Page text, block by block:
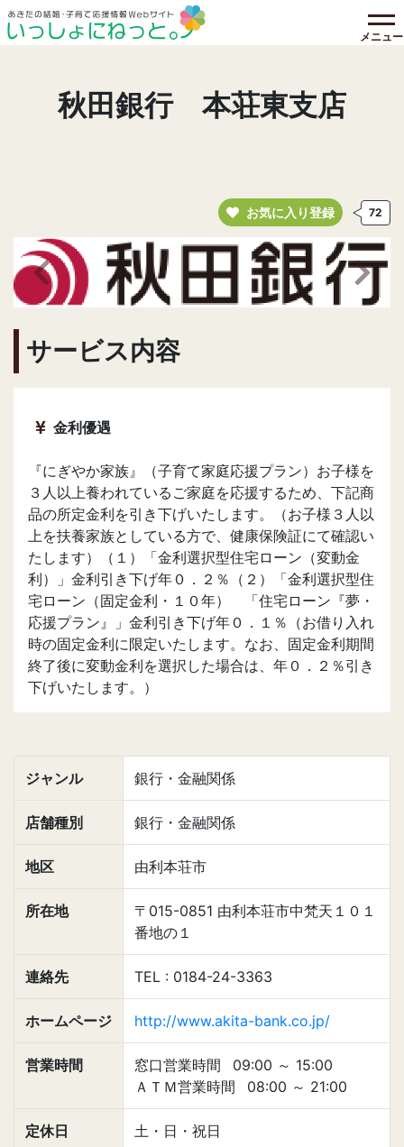
メニュー
秋田銀行 本荘東支店
お気に入り登録 72
前の画像へ 次の
サービス内容
金利優遇
『にぎやか家族』（子育て家庭応援プラン）お子様を
３人以上養われているご家庭を応援するため、下記商
品の所定金利を引き下げいたします。（お子様３人以
上を扶養家族としている方で、健康保険証にて確認い
たします）（１）「金利選択型住宅ローン（変動金
利）」金利引き下げ年０．２％（２）「金利選択型住
宅ローン（固定金利・１０年） 「住宅ローン『夢・
応援プラン』」金利引き下げ年０．１％（お借り入れ
時の固定金利に限定いたします。なお、固定金利期間
終了後に変動金利を選択した場合は、年０．２％引き
下げいたします。）
ジャンル 銀行・金融関係
店舗種別 銀行・金融関係
地区 由利本荘市
所在地
〒015-0851 由利本荘市中梵天１０１
番地の１
連絡先 TEL : 0184-24-3363
ホームページ http://www.akita-bank.co.jp/
営業時間 窓口営業時間 09:00 ～ 15:00
ＡＴＭ営業時間
08:00 ～ 21:00
定休日 土・日・祝日